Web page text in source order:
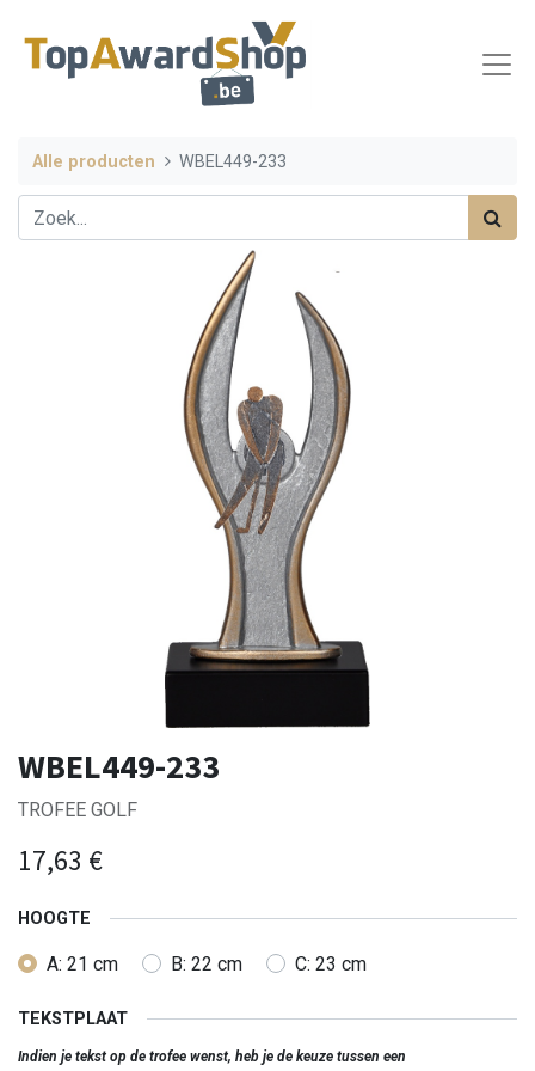
Alle producten WBEL449-233
WBEL449-233
TROFEE GOLF
17,63 €
HOOGTE
A: 21 cm B: 22 cm C: 23 cm
TEKSTPLAAT
Indien je tekst op de trofee wenst, heb je de keuze tussen een